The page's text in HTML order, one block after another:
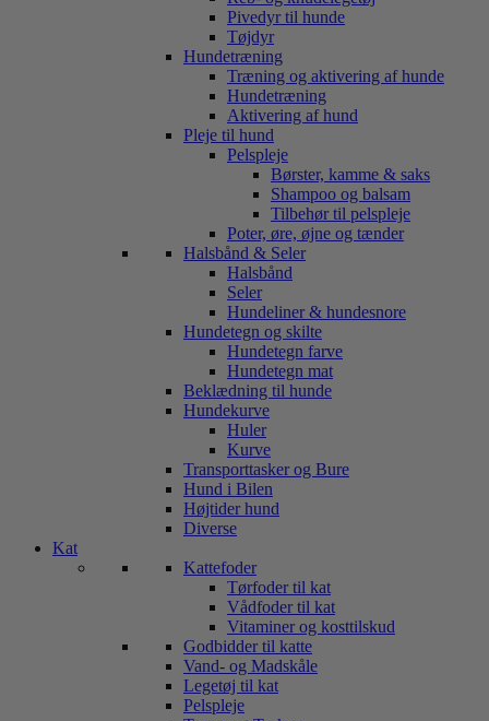
Pivedyr til hunde
Tøjdyr
Hundetræning
Træning og aktivering af hunde
Hundetræning
Aktivering af hund
Pleje til hund
Pelspleje
Børster, kamme & saks
Shampoo og balsam
Tilbehør til pelspleje
Poter, øre, øjne og tænder
Halsbånd & Seler
Halsbånd
Seler
Hundeliner & hundesnore
Hundetegn og skilte
Hundetegn farve
Hundetegn mat
Beklædning til hunde
Hundekurve
Huler
Kurve
Transporttasker og Bure
Hund i Bilen
Højtider hund
Diverse
Kat
Kattefoder
Tørfoder til kat
Vådfoder til kat
Vitaminer og kosttilskud
Godbidder til katte
Vand- og Madskåle
Legetøj til kat
Pelspleje